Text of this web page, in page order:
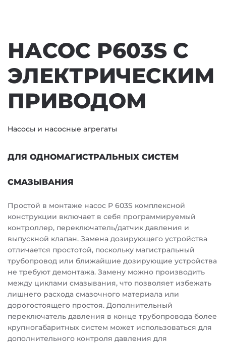
НАСОС P603S С
ЭЛЕКТРИЧЕСКИМ
ПРИВОДОМ
Насосы и насосные агрегаты
ДЛЯ ОДНОМАГИСТРАЛЬНЫХ СИСТЕМ
СМАЗЫВАНИЯ
Простой в монтаже насос P 603S комплексной
конструкции включает в себя программируемый
контроллер, переключатель/датчик давления и
выпускной клапан. Замена дозирующего устройства
отличается простотой, поскольку магистральный
трубопровод или ближайшие дозирующие устройства
не требуют демонтажа. Замену можно производить
между циклами смазывания, что позволяет избежать
лишнего расхода смазочного материала или
дорогостоящего простоя. Дополнительный
переключатель давления в конце трубопровода более
крупногабаритных систем может использоваться для
дополнительного контроля давления для